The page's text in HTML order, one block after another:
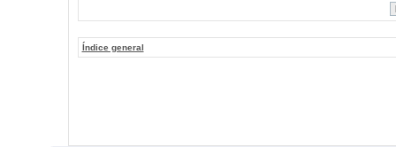
Índice general